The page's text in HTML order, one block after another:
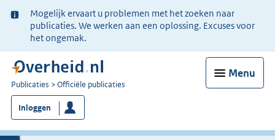
Ter
informatie:
Mogelijk ervaart u problemen met het zoeken naar
publicaties. We werken aan een oplossing. Excuses voor
het ongemak.
Menu
U
bent
nu
hier:
Publicaties Officiële publicaties
Inloggen